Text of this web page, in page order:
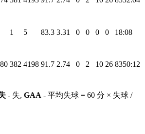
1 5 83.3 3.31 0 0 0 0 18:08
382 4198 91.7 2.74 0 2 10 26 8350:12
- 失, GAA - 平均失球 = 60 分 × 失球 /